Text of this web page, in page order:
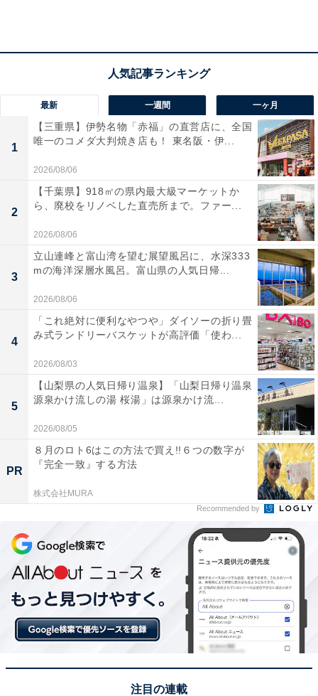
甘めのゆるふわニットを再流行中のロングブーツでスタ
イリッシュに。
コーデ2
最新 一週間 一ヶ月
1
【三重県】伊勢名物「赤福」の直営店に、全国
唯一のコメダ大判焼き店も！ 東名阪・伊...
2026/08/06
2
【千葉県】918㎡の県内最大級マーケットか
ら、廃校をリノベした直売所まで。ファー...
2026/08/06
3
立山連峰と富山湾を望む展望風呂に、水深333
mの海洋深層水風呂。富山県の人気日帰...
2026/08/06
4
「これ絶対に便利なやつや」ダイソーの折り畳
み式ランドリーバスケットが高評価「使わ...
2026/08/03
5
【山梨県の人気日帰り温泉】「山梨日帰り温泉
源泉かけ流しの湯 桜湯」は源泉かけ流...
2026/08/05
PR
８月のロト6はこの方法で買え!!６つの数字が
『完全一致』する方法
株式会社MURA
Recommended by
注目の連載